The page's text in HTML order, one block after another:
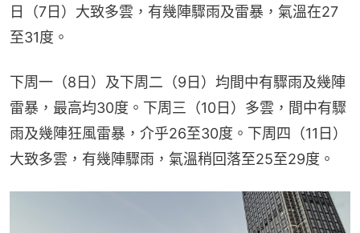
日（7日）大致多雲，有幾陣驟雨及雷暴，氣溫在27
至31度。
下周一（8日）及下周二（9日）均間中有驟雨及幾陣
雷暴，最高均30度。下周三（10日）多雲，間中有驟
雨及幾陣狂風雷暴，介乎26至30度。下周四（11日）
大致多雲，有幾陣驟雨，氣溫稍回落至25至29度。